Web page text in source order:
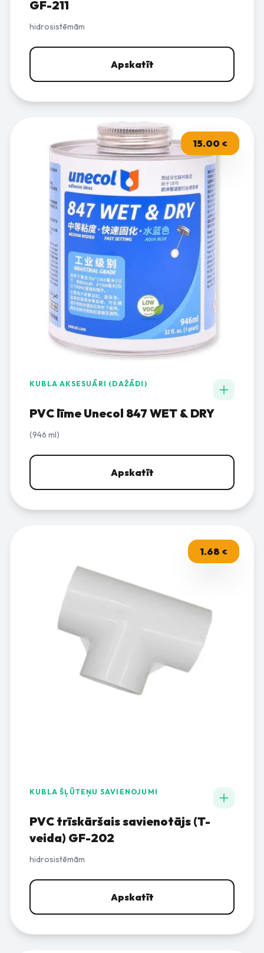
GF-211
hidrosistēmām
Apskatīt
15.00 €
KUBLA AKSESUĀRI (DAŽĀDI)
PVC līme Unecol 847 WET & DRY
(946 ml)
Apskatīt
1.68 €
KUBLA ŠĻŪTEŅU SAVIENOJUMI
PVC trīskāršais savienotājs (T-
veida) GF-202
hidrosistēmām
Apskatīt